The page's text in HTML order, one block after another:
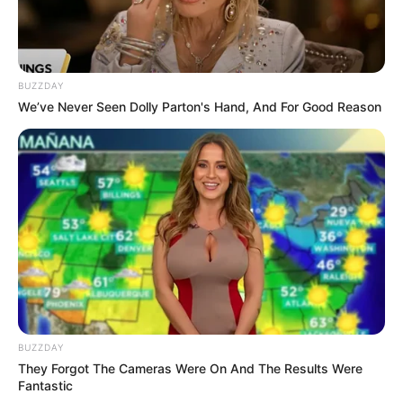
Voice – Ga Eun
Open Your Eyes – BLOO
In My Head – Mad Clown
WMB (Where’s My Boy) – Unofficialboyy ft Bully Da Ba$tard
Breath – Park Soo Jin ft Young Kay
TRAILER VOICE 3
BUZZDAY
We’ve Never Seen Dolly Parton's Hand, And For Good Reason
BUZZDAY
They Forgot The Cameras Were On And The Results Were
Fantastic